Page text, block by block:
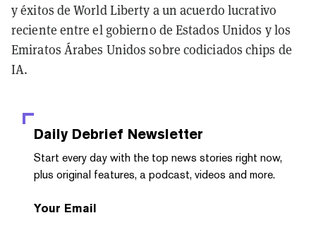
y éxitos de World Liberty a un acuerdo lucrativo
reciente entre el gobierno de Estados Unidos y los
Emiratos Árabes Unidos sobre codiciados chips de
IA.
Daily Debrief Newsletter
Start every day with the top news stories right now,
plus original features, a podcast, videos and more.
Your Email